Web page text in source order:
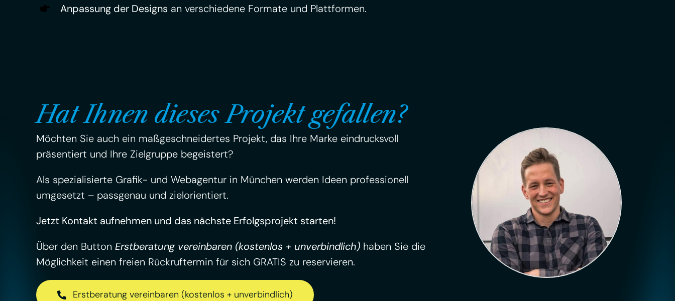
Anpassung der Designs an verschiedene Formate und Plattformen.
Hat Ihnen dieses Projekt gefallen?
Möchten Sie auch ein maßgeschneidertes Projekt, das Ihre Marke eindrucksvoll
präsentiert und Ihre Zielgruppe begeistert?
Als spezialisierte Grafik- und Webagentur in München werden Ideen professionell
umgesetzt – passgenau und zielorientiert.
Jetzt Kontakt aufnehmen und das nächste Erfolgsprojekt starten!
Über den Button Erstberatung vereinbaren (kostenlos + unverbindlich)haben Sie die
Möglichkeit einen freien Rückruftermin für sich GRATIS zu reservieren.
Erstberatung vereinbaren (kostenlos + unverbindlich)